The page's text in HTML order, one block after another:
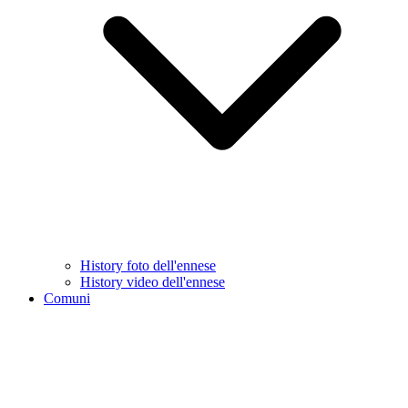
History foto dell'ennese
History video dell'ennese
Comuni